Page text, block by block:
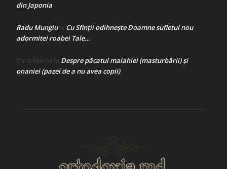
din Japonia
Radu Mungiula Cu Sfinții odihnește Doamne sufletul nou
adormitei roabei Tale…
Crina Marina la Despre păcatul malahiei (masturbării) şi
onaniei (pazei de a nu avea copii)